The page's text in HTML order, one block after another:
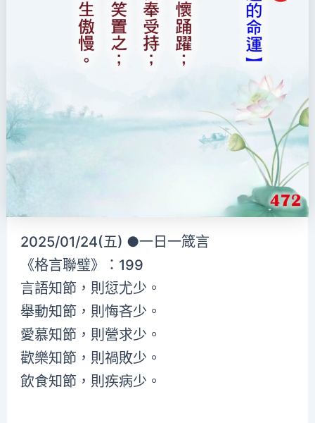
2025/01/24(五) ●一日一箴言
《格言聯璧》：199
言語知節，則愆尤少。
舉動知節，則悔吝少。
愛慕知節，則營求少。
歡樂知節，則禍敗少。
飲食知節，則疾病少。